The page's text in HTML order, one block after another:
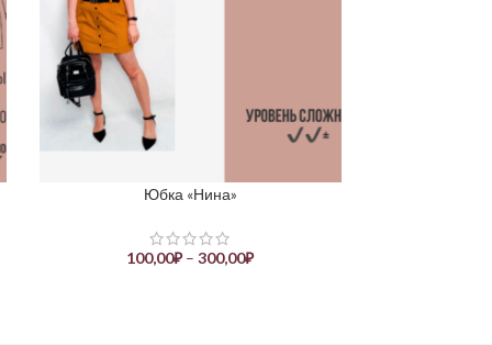
ВЫБЕРИТЕ ПАРАМЕТРЫ
Юбка «Нина»
100,00₽ – 300,00₽